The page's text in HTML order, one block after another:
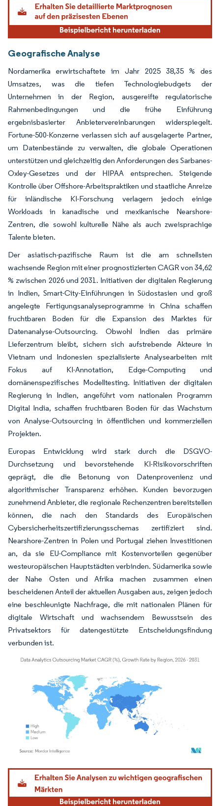
Geografische Analyse
Nordamerika erwirtschaftete im Jahr 2025 38,35 % des
Umsatzes, was die tiefen Technologiebudgets der
Unternehmen in der Region, ausgereifte regulatorische
Rahmenbedingungen und die frühe Einführung
ergebnisbasierter Anbietervereinbarungen widerspiegelt.
Fortune-500-Konzerne verlassen sich auf ausgelagerte Partner,
um Datenbestände zu verwalten, die globale Operationen
unterstützen und gleichzeitig den Anforderungen des Sarbanes-
Oxley-Gesetzes und der HIPAA entsprechen. Steigende
Kontrolle über Offshore-Arbeitspraktiken und staatliche Anreize
für inländische KI-Forschung verlagern jedoch einige
Workloads in kanadische und mexikanische Nearshore-
Zentren, die sowohl kulturelle Nähe als auch zweisprachige
Talente bieten.
Der asiatisch-pazifische Raum ist die am schnellsten
wachsende Region mit einer prognostizierten CAGR von 34,62
% zwischen 2026 und 2031. Initiativen der digitalen Regierung
in Indien, Smart-City-Einführungen in Südostasien und groß
angelegte Fertigungsanalyseprogramme in China schaffen
fruchtbaren Boden für die Expansion des Marktes für
Datenanalyse-Outsourcing. Obwohl Indien das primäre
Lieferzentrum bleibt, sichern sich aufstrebende Akteure in
Vietnam und Indonesien spezialisierte Analysearbeiten mit
Fokus auf KI-Annotation, Edge-Computing und
domänenspezifisches Modelltesting. Initiativen der digitalen
Regierung in Indien, angeführt vom nationalen Programm
Digital India, schaffen fruchtbaren Boden für das Wachstum
von Analyse-Outsourcing in öffentlichen und kommerziellen
Projekten.
Europas Entwicklung wird stark durch die DSGVO-
Durchsetzung und bevorstehende KI-Risikovorschriften
geprägt, die die Betonung von Datenprovenienz und
algorithmischer Transparenz erhöhen. Kunden bevorzugen
zunehmend Anbieter, die regionale Rechenzentren bereitstellen
können, die nach den Standards des Europäischen
Cybersicherheitszertifizierungsschemas zertifiziert sind.
Nearshore-Zentren in Polen und Portugal ziehen Investitionen
an, da sie EU-Compliance mit Kostenvorteilen gegenüber
westeuropäischen Hauptstädten verbinden. Südamerika sowie
der Nahe Osten und Afrika machen zusammen einen
bescheidenen Anteil der aktuellen Ausgaben aus, zeigen jedoch
eine beschleunigte Nachfrage, die mit nationalen Plänen für
digitale Wirtschaft und wachsendem Bewusstsein des
Privatsektors für datengestützte Entscheidungsfindung
verbunden ist.
Bild © Mordor Intelligence. Wiederverwendung erfordert Namensnennung gemäß